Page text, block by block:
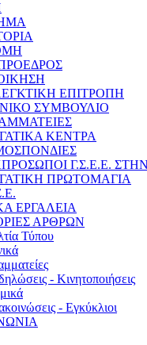
ΕΠΙΤΡΟΠΗ
ΣΥΜΒΟΥΛΙΟ
ΚΕΝΤΡΑ
Γ.Σ.Ε.Ε.
ΠΡΩΤΟΜΑΓΙΑ
ΕΡΓΑΛΕΙΑ
ΑΡΘΡΩΝ
Τύπου
- Κινητοποιήσεις
- Εγκύκλιοι